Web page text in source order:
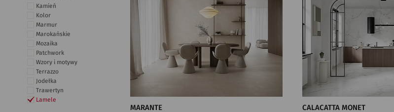
Kamień
Kolor
Marmur
Marokańskie
Mozaika
Patchwork
Wzory i motywy
Terrazzo
Jodełka
Trawertyn
Lamele
MARANTE CALACATTA MONET